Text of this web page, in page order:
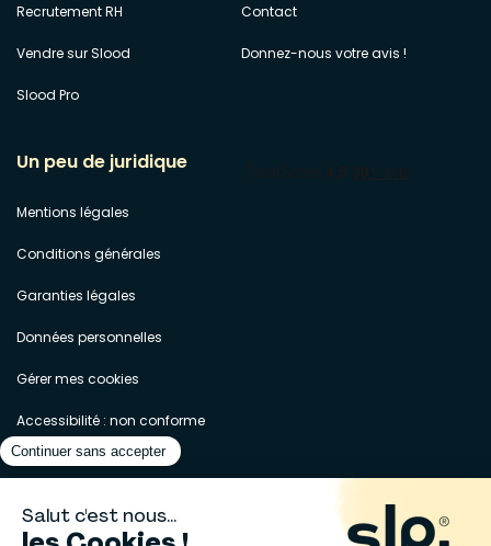
Recrutement RH
Vendre sur Slood
Slood Pro
Contact
Donnez-nous votre avis !
Un peu de juridique
Mentions légales
Conditions générales
Garanties légales
Données personnelles
Gérer mes cookies
Accessibilité : non conforme